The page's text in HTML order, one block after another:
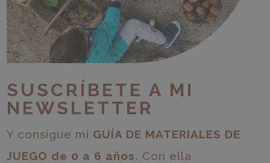
SUSCRÍBETE A MI
NEWSLETTER
Y consigue mi GUÍA DE MATERIALES DE
JUEGO de 0 a 6 años. Con ella